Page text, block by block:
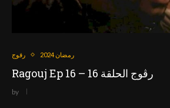
رقوج رمضان 2024
Ragouj Ep 16 – رڨوج الحلقة 16
by